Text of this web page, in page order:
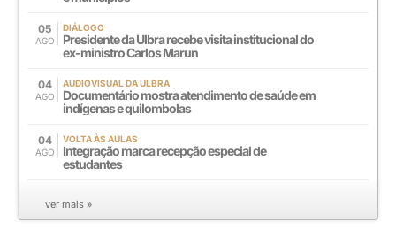
05
AGO
DIÁLOGO
Presidente da Ulbra recebe visita institucional do
ex-ministro Carlos Marun
04
AGO
AUDIOVISUAL DA ULBRA
Documentário mostra atendimento de saúde em
indígenas e quilombolas
04
AGO
VOLTA ÀS AULAS
Integração marca recepção especial de
estudantes
ver mais »